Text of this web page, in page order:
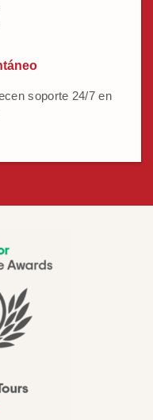
soporte 24/7 en